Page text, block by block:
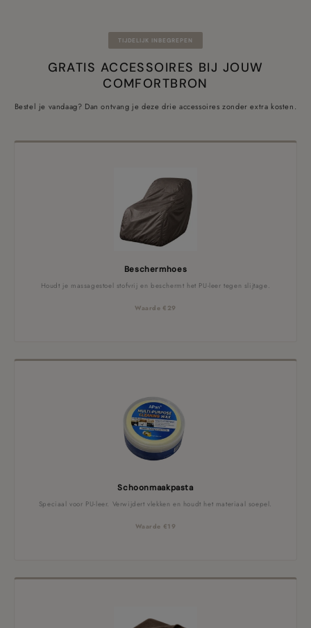
TIJDELIJK INBEGREPEN
GRATIS ACCESSOIRES BIJ JOUW
COMFORTBRON
Bestel je vandaag? Dan ontvang je deze drie accessoires zonder extra kosten.
Beschermhoes
Houdt je massagestoel stofvrij en beschermt het PU-leer tegen slijtage.
Waarde €29
Schoonmaakpasta
Speciaal voor PU-leer. Verwijdert vlekken en houdt het materiaal soepel.
Waarde €19